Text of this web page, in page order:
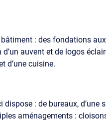
: des fondations
auvent et de logos
d’une cuisine.
dispose : de bureaux, d’une
aménagements :